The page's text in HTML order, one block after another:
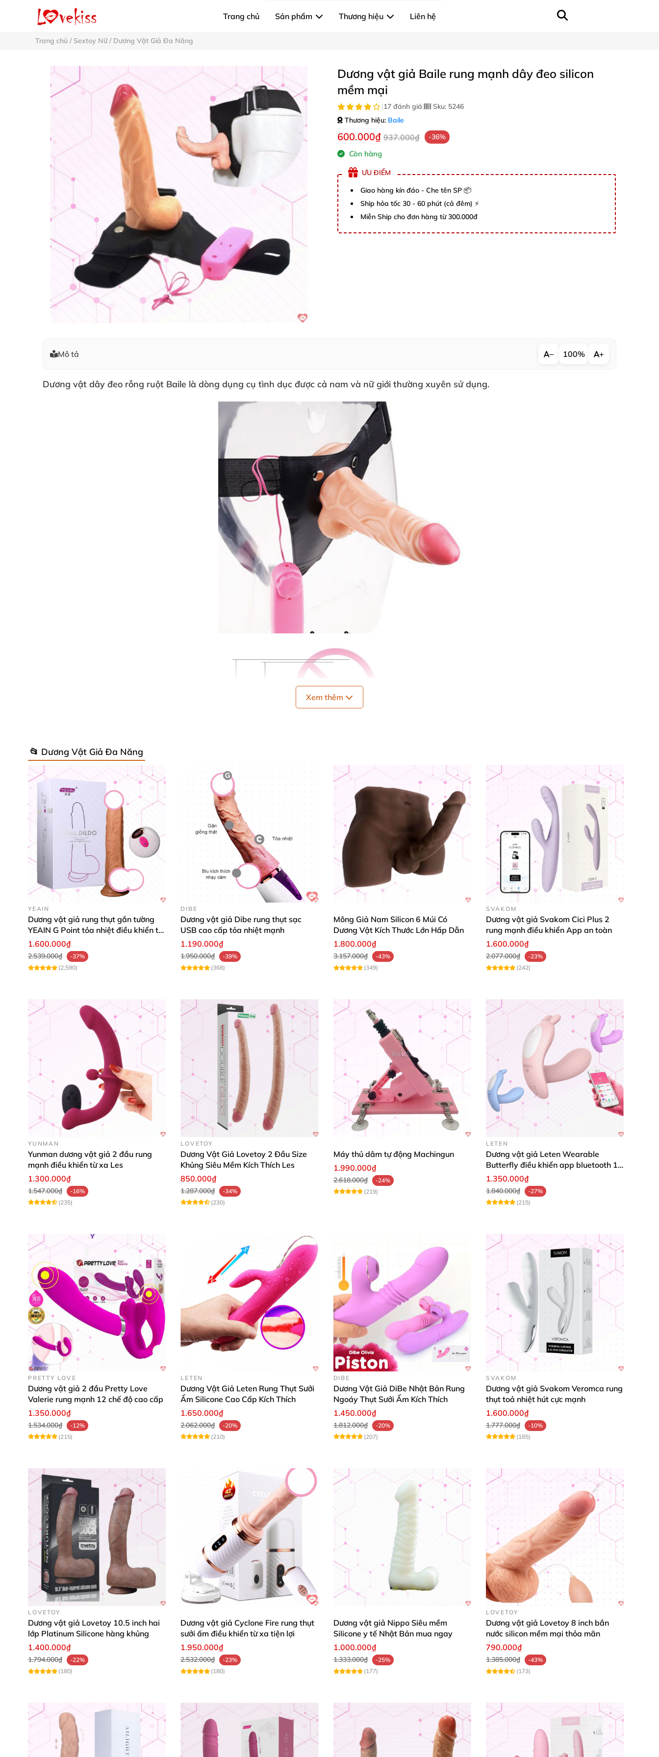
Trang chủ Sản phẩm Thương hiệu Liên hệ
Trang chủ / Sextoy Nữ/ Dương Vật Giả Đa Năng
Dương vật giả Baile rung mạnh dây đeo silicon
mềm mại
|17 đánh giá| Sku: 5246
Thương hiệu: Baile
600.000₫ 937.000₫ -36%
Còn hàng
ƯU ĐIỂM
Giao hàng kín đáo - Che tên SP 📦
Ship hỏa tốc 30 - 60 phút (cả đêm) ⚡
Miễn Ship cho đơn hàng từ 300.000đ
Mô tả − 100% +
Dương vật dây đeo rỗng ruột Baile là dòng dụng cụ tình dục được cả nam và nữ giới thường xuyên sử dụng.
Dương vật giả rỗng ruột Baile giúp tăng kích cỡ dương vật chonhững quý ông kém may mắn khi sở hữu “cậu nhỏ” khiêm tốn. Ngoài ra, sextoy này
cũngcó thể dùngđể thủ dâm cho chị emhoặccác cặp đôi đồng tính nữ.
Dương vật dây đeo rỗng ruột Baile có xuất xứ USA được làm từ silicon cao cấp nên đảm bảo an toàn Bên cạnh đó, cấu tạo giống dương vật thật
cùng tone màu da đặc trưng mang tới sự chân thực
và quyến rũ cho sản phẩm.
Xem thêm
📂 Dương Vật Giả Đa Năng
YEAIN
Dương vật giả rung thụt gắn tường
YEAIN G Point tỏa nhiệt điều khiển từ
xa
1.600.000₫
2.539.000₫
-37%
(2,590)
DIBE
Dương vật giả Dibe rung thụt sạc
USB cao cấp tỏa nhiệt mạnh
1.190.000₫
1.950.000₫
-39%
(368)
Mông Giả Nam Silicon 6 Múi Có
Dương Vật Kích Thước Lớn Hấp Dẫn
1.800.000₫
3.157.000₫
-43%
(349)
SVAKOM
Dương vật giả Svakom Cici Plus 2
rung mạnh điều khiển App an toàn
1.600.000₫
2.077.000₫
-23%
(242)
YUNMAN
Yunman dương vật giả 2 đầu rung
mạnh điều khiển từ xa Les
1.300.000₫
1.547.000₫
-16%
(235)
LOVETOY
Dương Vật Giả Lovetoy 2 Đầu Size
Khủng Siêu Mềm Kích Thích Les
850.000₫
1.287.000₫
-34%
(230)
Máy thủ dâm tự động Machingun
1.990.000₫
2.618.000₫
-24%
(219)
LETEN
Dương vật giả Leten Wearable
Butterfly điều khiển app bluetooth 16
chế độ rung
1.350.000₫
1.840.000₫
-27%
(215)
PRETTY LOVE
Dương vật giả 2 đầu Pretty Love
Valerie rung mạnh 12 chế độ cao cấp
1.350.000₫
1.534.000₫
-12%
(215)
LETEN
Dương Vật Giả Leten Rung Thụt Sưởi
Ấm Silicone Cao Cấp Kích Thích
1.650.000₫
2.062.000₫
-20%
(210)
DIBE
Dương Vật Giả DiBe Nhật Bản Rung
Ngoáy Thụt Sưởi Ấm Kích Thích
1.450.000₫
1.812.000₫
-20%
(207)
SVAKOM
Dương vật giả Svakom Veromca rung
thụt toả nhiệt hút cực mạnh
1.600.000₫
1.777.000₫
-10%
(185)
LOVETOY
Dương vật giả Lovetoy 10.5 inch hai
lớp Platinum Silicone hàng khủng
1.400.000₫
1.794.000₫
-22%
(180)
Dương vật giả Cyclone Fire rung thụt
sưởi ấm điều khiển từ xa tiện lợi
1.950.000₫
2.532.000₫
-23%
(180)
Dương vật giả Nippo Siêu mềm
Silicone y tế Nhật Bản mua ngay
1.000.000₫
1.333.000₫
-25%
(177)
LOVETOY
Dương vật giả Lovetoy 8 inch bắn
nước silicon mềm mại thỏa mãn
790.000₫
1.385.000₫
-43%
(173)